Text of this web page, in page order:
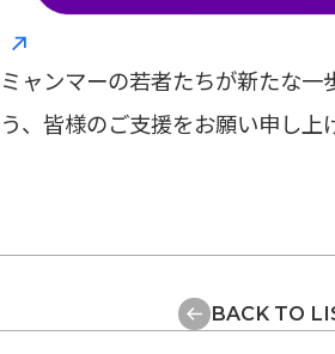
ミャンマーの若者たちが新たな一
う、皆様のご支援をお願い申し上
BACK TO